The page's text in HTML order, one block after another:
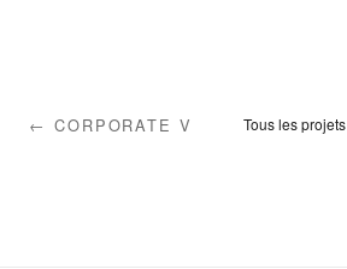
← CORPORATE V Tous les projets